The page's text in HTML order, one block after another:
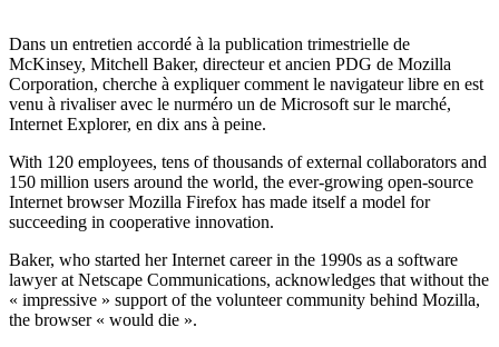
Dans un entretien accordé à la publication trimestrielle de
McKinsey, Mitchell Baker, directeur et ancien PDG de Mozilla
Corporation, cherche à expliquer comment le navigateur libre en est
venu à rivaliser avec le nurméro un de Microsoft sur le marché,
Internet Explorer, en dix ans à peine.
With 120 employees, tens of thousands of external collaborators and
150 million users around the world, the ever-growing open-source
Internet browser Mozilla Firefox has made itself a model for
succeeding in cooperative innovation.
Baker, who started her Internet career in the 1990s as a software
lawyer at Netscape Communications, acknowledges that without the
« impressive » support of the volunteer community behind Mozilla,
the browser « would die ».